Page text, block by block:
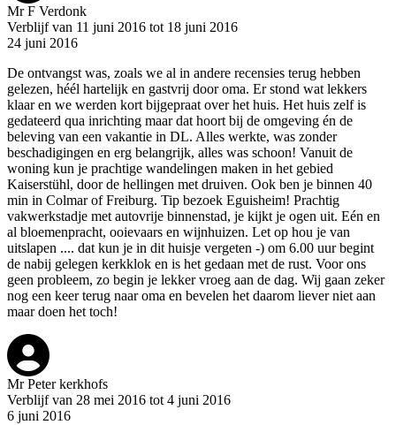
Mr F Verdonk
Verblijf van 11 juni 2016 tot 18 juni 2016
24 juni 2016
De ontvangst was, zoals we al in andere recensies terug hebben
gelezen, héél hartelijk en gastvrij door oma. Er stond wat lekkers
klaar en we werden kort bijgepraat over het huis. Het huis zelf is
gedateerd qua inrichting maar dat hoort bij de omgeving én de
beleving van een vakantie in DL. Alles werkte, was zonder
beschadigingen en erg belangrijk, alles was schoon! Vanuit de
woning kun je prachtige wandelingen maken in het gebied
Kaiserstühl, door de hellingen met druiven. Ook ben je binnen 40
min in Colmar of Freiburg. Tip bezoek Eguisheim! Prachtig
vakwerkstadje met autovrije binnenstad, je kijkt je ogen uit. Eén en
al bloemenpracht, ooievaars en wijnhuizen. Let op hou je van
uitslapen .... dat kun je in dit huisje vergeten -) om 6.00 uur begint
de nabij gelegen kerkklok en is het gedaan met de rust. Voor ons
geen probleem, zo begin je lekker vroeg aan de dag. Wij gaan zeker
nog een keer terug naar oma en bevelen het daarom liever niet aan
maar doen het toch!
Mr Peter kerkhofs
Verblijf van 28 mei 2016 tot 4 juni 2016
6 juni 2016